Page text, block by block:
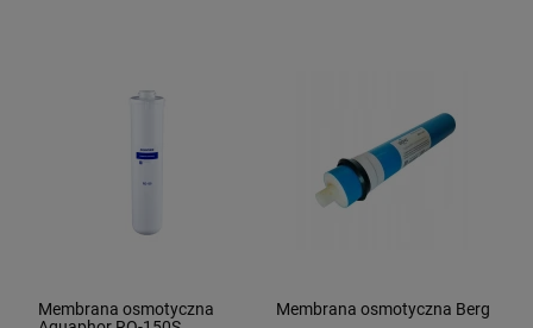
Membrana osmotyczna
Membrana osmotyczna Berg